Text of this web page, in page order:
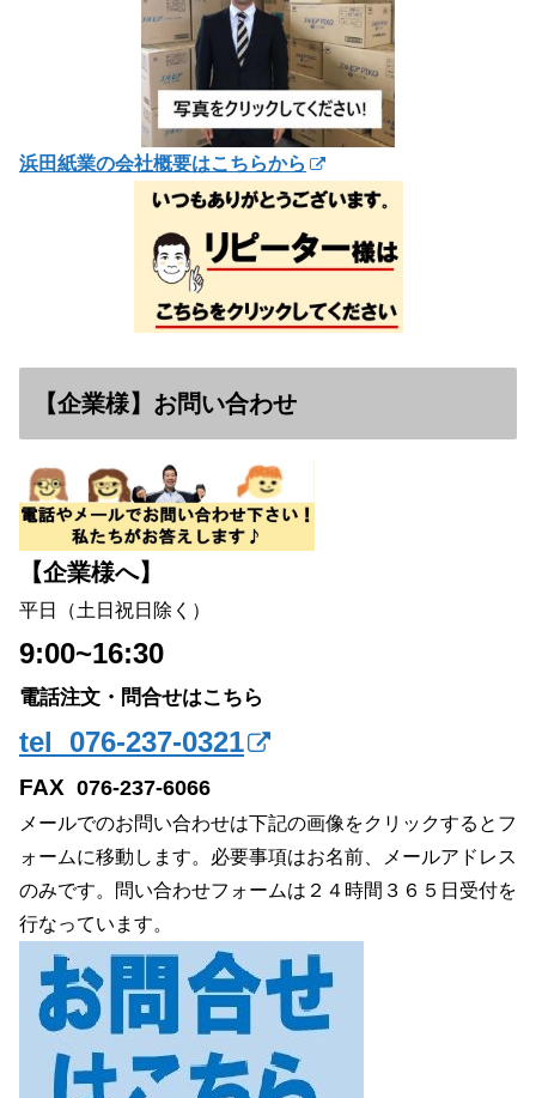
浜田紙業の会社概要はこちらから
【企業様】お問い合わせ
【企業様へ】
平日（土日祝日除く）
9:00~16:30
電話注文・問合せはこちら
tel 076-237-0321
FAX 076-237-6066
メールでのお問い合わせは下記の画像をクリックするとフ
ォームに移動します。必要事項はお名前、メールアドレス
のみです。問い合わせフォームは２４時間３６５日受付を
行なっています。